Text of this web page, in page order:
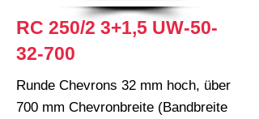
RC 250/2 3+1,5 UW-50-
32-700
Runde Chevrons 32 mm hoch, über
700 mm Chevronbreite (Bandbreite